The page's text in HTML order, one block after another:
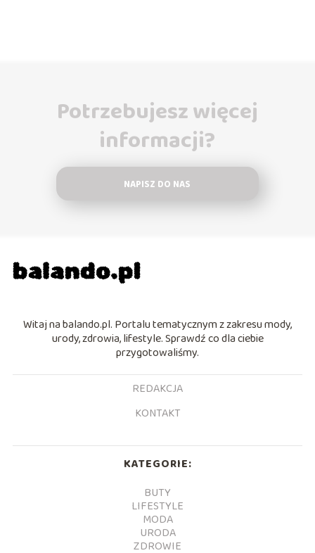
Potrzebujesz więcej
informacji?
NAPISZ DO NAS
Witaj na balando.pl. Portalu tematycznym z zakresu mody,
urody, zdrowia, lifestyle. Sprawdź co dla ciebie
przygotowaliśmy.
REDAKCJA
KONTAKT
KATEGORIE:
BUTY
LIFESTYLE
MODA
URODA
ZDROWIE